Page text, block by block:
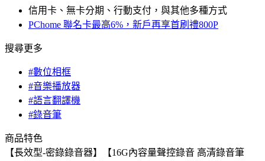
信用卡、無卡分期、行動支付，與其他多種方式
PChome 聯名卡最高6%，新戶再享首刷禮800P
搜尋更多
#數位相框
#音樂播放器
#語言翻譯機
#錄音筆
商品特色
【長效型-密錄錄音器】【16G內容量聲控錄音 高清錄音筆